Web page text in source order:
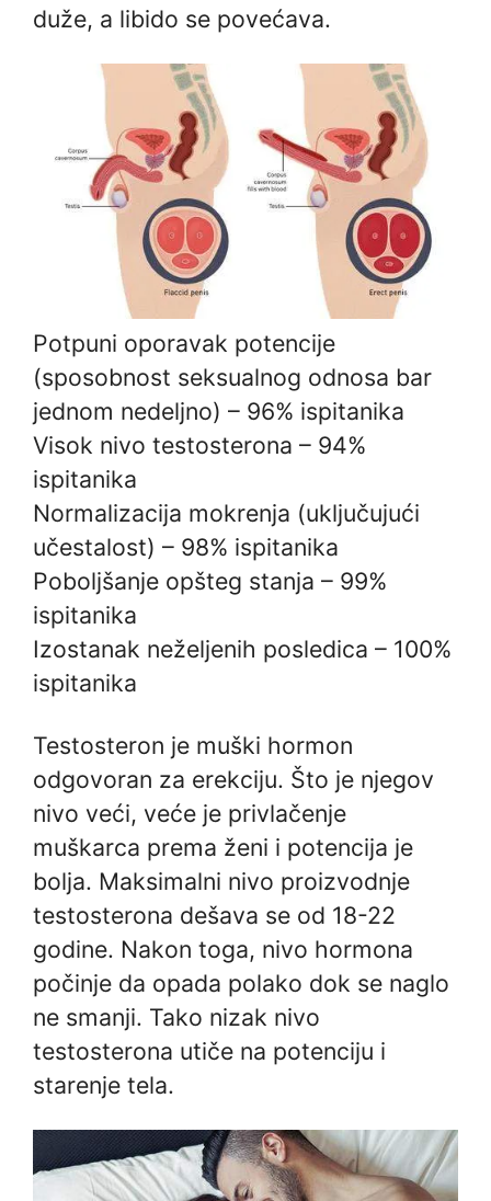
duže, a libido se povećava.
Potpuni oporavak potencije
(sposobnost seksualnog odnosa bar
jednom nedeljno) – 96% ispitanika
Visok nivo testosterona – 94%
ispitanika
Normalizacija mokrenja (uključujući
učestalost) – 98% ispitanika
Poboljšanje opšteg stanja – 99%
ispitanika
Izostanak neželjenih posledica – 100%
ispitanika
Testosteron je muški hormon
odgovoran za erekciju. Što je njegov
nivo veći, veće je privlačenje
muškarca prema ženi i potencija je
bolja. Maksimalni nivo proizvodnje
testosterona dešava se od 18-22
godine. Nakon toga, nivo hormona
počinje da opada polako dok se naglo
ne smanji. Tako nizak nivo
testosterona utiče na potenciju i
starenje tela.